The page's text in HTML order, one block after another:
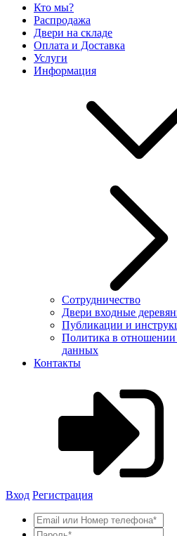
Кто мы?
Распродажа
Двери на складе
Оплата и Доставка
Услуги
Информация
Сотрудничество
Двери входные
Публикации и
Политика в отношении
данных
Контакты
Вход Регистрация